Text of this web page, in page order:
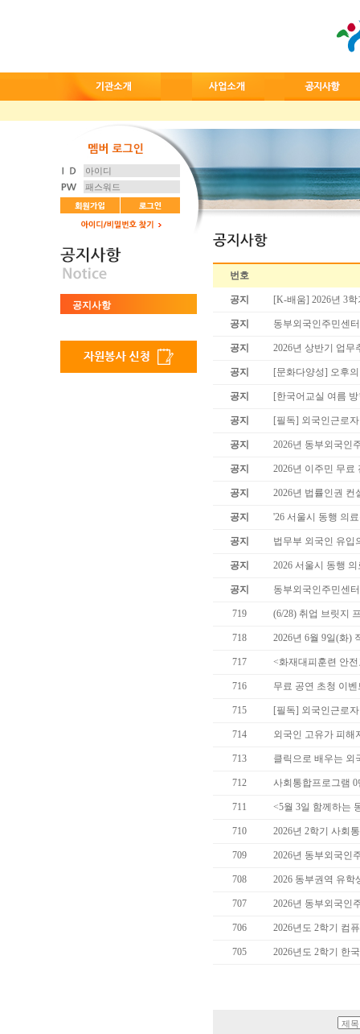
공지사항
번호
공지 [K-배움] 2026년 3
공지 동부외국인주민센
공지 2026년 상반기 업무
공지 [문화다양성] 오후
공지 [한국어교실 여름
공지 [필독] 외국인근로
공지 2026년 동부외국인
공지 2026년 이주민 무
공지 2026년 법률인권 컨
공지 '26 서울시 동행 의
공지 법무부 외국인 유
공지 2026 서울시 동행
공지 동부외국인주민센
719 (6/28) 취업 브릿지
718 2026년 6월 9일(화)
717 <화재대피훈련 안
716 무료 공연 초청 이벤
715 [필독] 외국인근로
714 외국인 고유가 피해
713 클릭으로 배우는
712 사회통합프로그램
711 <5월 3일 함께하는
710 2026년 2학기 사회
709 2026년 동부외국인
708 2026 동부권역 유
707 2026년 동부외국인
706 2026년도 2학기 컴
705 2026년도 2학기 한